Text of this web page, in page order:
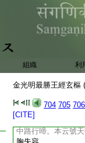
組織 利
金光明最勝王經玄樞
704 705 706
[CITE]
本云我宜速往至彼
安慰令下。第三一
後。憂苦逼切。心
中。上半憂苦。下
子命故
即便馳下。第四半
駕。一句詣岸
路逢二子下。第五
中路行啼。本云號